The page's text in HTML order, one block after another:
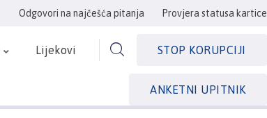
Odgovori na najčešća pitanja Provjera statusa kartice
Lijekovi STOP KORUPCIJI
ANKETNI UPITNIK